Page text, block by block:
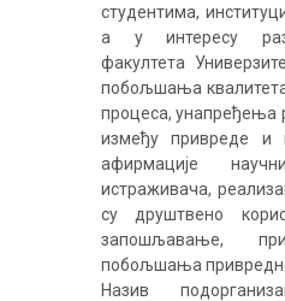
студентима,
а у интересу
факултета
побољшања
процеса, унапређења
између привреде и
афирмације
истраживача,
су друштвено
запошљавање,
побољшања
Назив